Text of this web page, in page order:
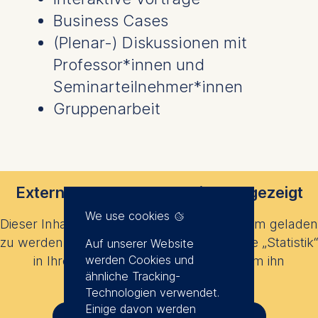
Business Cases
(Plenar-) Diskussionen mit
Professor*innen und
Seminarteilnehmer*innen
Gruppenarbeit
Externe Inhalte werden nicht angezeigt
Dieser Inhalt erfordert Ihre Zustimmung, um geladen
zu werden. Bitte aktivieren Sie die Kategorie „Statistik“
in Ihren Datenschutzeinstellungen, um ihn
anzuzeigen.
We use cookies
Auf unserer Website
werden Cookies und
ähnliche Tracking-
Technologien verwendet.
Einige davon werden